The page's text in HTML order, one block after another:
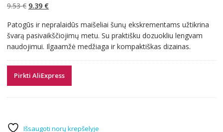
9.53€ Original
was:
9.53 €.
9.39 €Current
is:
9.39 €.
Patogūs ir nepralaidūs maišeliai šunų ekskrementams užtikrina
švarą pasivaikščiojimų metu. Su praktišku dozuokliu lengvam
naudojimui. Ilgaamžė medžiaga ir kompaktiškas dizainas.
Pirkti AliExpress
Išsaugoti norų krepšelyje